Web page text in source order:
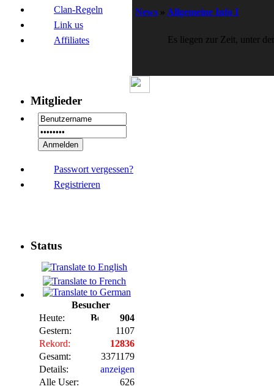
Clan-Regeln
Link us
Affiliates
Mitglieder
Passwort vergessen?
Registrieren
Status
Besucher
Heute:
904
Gestern:
1107
Rekord:
12836
Gesamt:
3371179
Details:
anzeigen
Alle User:
626
News » Allgemeine Info I
Es liegen zur Zeit, unter